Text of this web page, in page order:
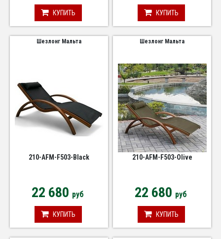
КУПИТЬ КУПИТЬ
Шезлонг Мальта
210-AFM-F503-Black
22 680 руб
КУПИТЬ
Шезлонг Мальта
210-AFM-F503-Olive
22 680 руб
КУПИТЬ